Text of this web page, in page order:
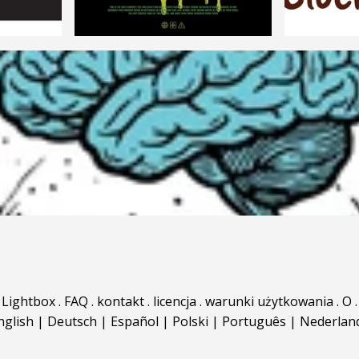
Lightbox. FAQ . kontakt. licencja . warunki użytkowania . O .
| Deutsch | Español | Polski | Português |